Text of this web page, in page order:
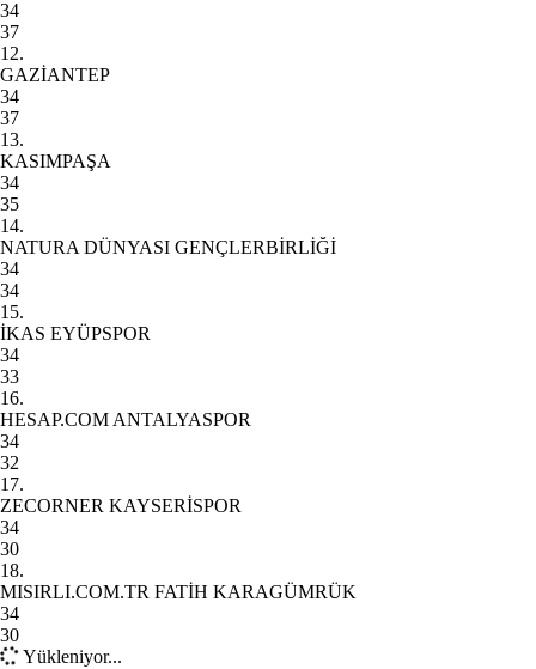
34
37
12.
GAZİANTEP
34
37
13.
KASIMPAŞA
34
35
14.
NATURA DÜNYASI GENÇLERBİRLİĞİ
34
34
15.
İKAS EYÜPSPOR
34
33
16.
HESAP.COM ANTALYASPOR
34
32
17.
ZECORNER KAYSERİSPOR
34
30
18.
MISIRLI.COM.TR FATİH KARAGÜMRÜK
34
30
Yükleniyor...